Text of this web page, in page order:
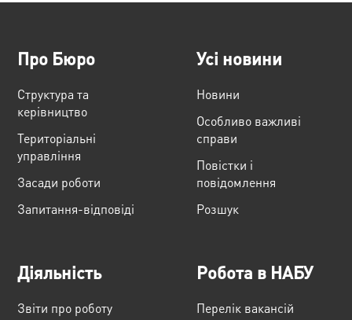
Про Бюро
Структура та
керівництво
Територіальні
управління
Засади роботи
Запитання-відповіді
Усі новини
Новини
Особливо важливі
справи
Повістки і
повідомлення
Розшук
Діяльність
Звіти про роботу
Робота в НАБУ
Перелік вакансій